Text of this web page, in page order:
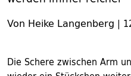
Von Heike Langenberg |
Die Schere zwischen Arm